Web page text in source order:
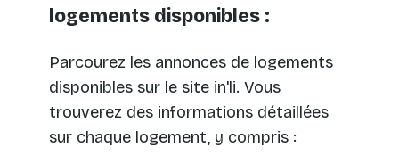
logements disponibles :
Parcourez les annonces de logements
disponibles sur le site in'li. Vous
trouverez des informations détaillées
sur chaque logement, y compris :